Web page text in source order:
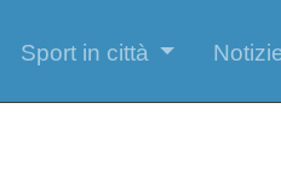
Sport in città